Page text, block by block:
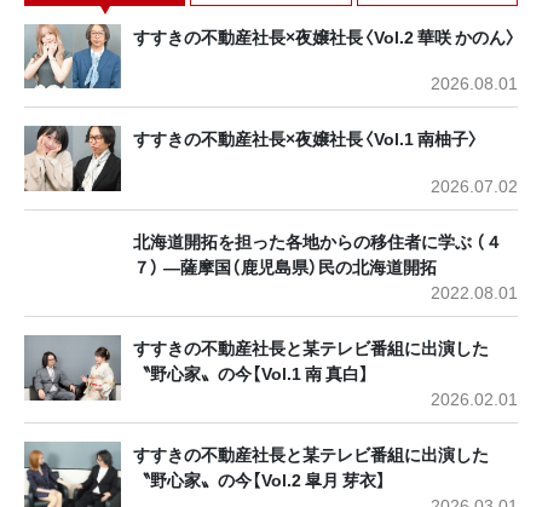
すすきの不動産社長×夜嬢社長〈Vol.2 華咲 かのん〉
2026.08.01
すすきの不動産社長×夜嬢社長〈Vol.1 南柚子〉
2026.07.02
北海道開拓を担った各地からの移住者に学ぶ （４
７） ―薩摩国（鹿児島県）民の北海道開拓
2022.08.01
すすきの不動産社長と某テレビ番組に出演した
〝野心家〟の今【Vol.1 南 真白】
2026.02.01
すすきの不動産社長と某テレビ番組に出演した
〝野心家〟の今【Vol.2 皐月 芽衣】